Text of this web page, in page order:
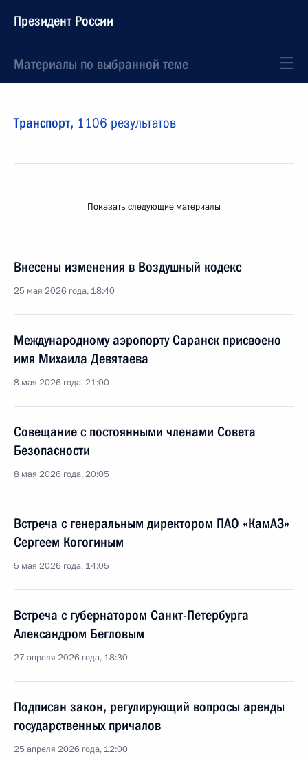
Президент России
Материалы по выбранной теме
Транспорт, 1106 результатов
Показать следующие материалы
Внесены изменения в Воздушный кодекс
25 мая 2026 года, 18:40
Международному аэропорту Саранск присвоено
имя Михаила Девятаева
8 мая 2026 года, 21:00
Совещание с постоянными членами Совета
Безопасности
8 мая 2026 года, 20:05
Встреча с генеральным директором ПАО «КамАЗ»
Сергеем Когогиным
5 мая 2026 года, 14:05
Встреча с губернатором Санкт-Петербурга
Александром Бегловым
27 апреля 2026 года, 18:30
Подписан закон, регулирующий вопросы аренды
государственных причалов
25 апреля 2026 года, 12:00